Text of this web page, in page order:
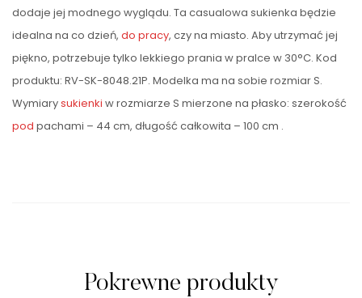
dodaje jej modnego wyglądu. Ta casualowa sukienka będzie
idealna na co dzień, do pracy, czy na miasto. Aby utrzymać jej
piękno, potrzebuje tylko lekkiego prania w pralce w 30°C. Kod
produktu: RV-SK-8048.21P. Modelka ma na sobie rozmiar S.
Wymiarysukienki w rozmiarze S mierzone na płasko: szerokość
pod pachami – 44 cm, długość całkowita – 100 cm .
Pokrewne produkty